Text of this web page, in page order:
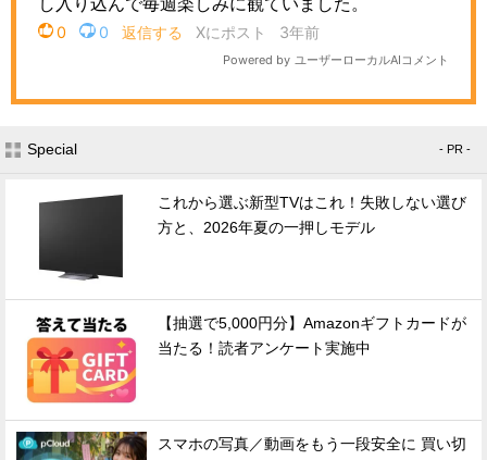
Special - PR -
これから選ぶ新型TVはこれ！失敗しない選び
方と、2026年夏の一押しモデル
【抽選で5,000円分】Amazonギフトカードが
当たる！読者アンケート実施中
スマホの写真／動画をもう一段安全に 買い切